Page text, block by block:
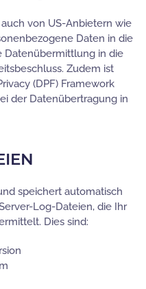
von US-Anbietern wie
Daten in die
Datenübermittlung in die
Zudem ist
(DPF) Framework
der Datenübertragung in
speichert automatisch
Log-Dateien, die Ihr
Dies sind: